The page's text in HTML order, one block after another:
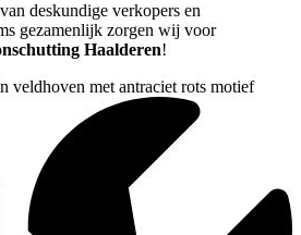
deskundige verkopers en
gezamenlijk zorgen wij voor
Haalderen!